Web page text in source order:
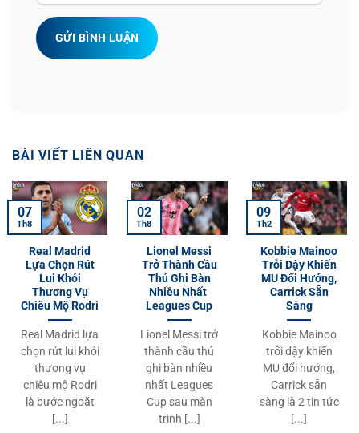
GỬI BÌNH LUẬN
BÀI VIẾT LIÊN QUAN
Real Madrid
Lựa Chọn Rút
Lui Khỏi
Thương Vụ
Chiêu Mộ Rodri
Real Madrid lựa
chọn rút lui khỏi
thương vụ
chiêu mộ Rodri
là bước ngoặt
[...]
07
Th8
Lionel Messi
Trở Thành Cầu
Thủ Ghi Bàn
Nhiều Nhất
Leagues Cup
Lionel Messi trở
thành cầu thủ
ghi bàn nhiều
nhất Leagues
Cup sau màn
trình [...]
02
Th8
Kobbie Mainoo
Trỗi Dậy Khiến
MU Đổi Hướng,
Carrick Sẵn
Sàng
Kobbie Mainoo
trỗi dậy khiến
MU đổi hướng,
Carrick sẵn
sàng là 2 tin tức
[...]
09
Th2